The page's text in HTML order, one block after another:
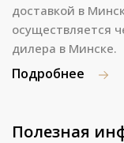
доставкой в
осуществляется
дилера в Минске.
Подробнее
Полезная